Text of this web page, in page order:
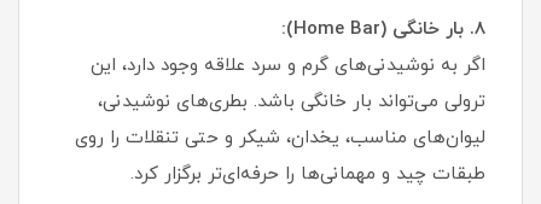
۸. بار خانگی (Home Bar):
اگر به نوشیدنی‌های گرم و سرد علاقه وجود دارد، این
ترولی می‌تواند بار خانگی باشد. بطری‌های نوشیدنی،
لیوان‌های مناسب، یخدان، شیکر و حتی تنقلات را روی
طبقات چید و مهمانی‌ها را حرفه‌ای‌تر برگزار کرد.